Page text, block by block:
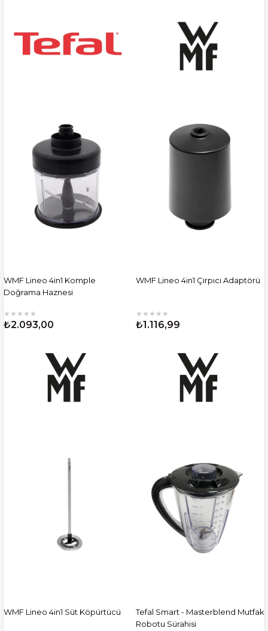
WMF Lineo 4in1 Komple
Doğrama Haznesi
★ ★ ★ ★ ★
₺2.093,00
WMF Lineo 4in1 Çırpıcı Adaptörü
★ ★ ★ ★ ★
₺1.116,99
WMF Lineo 4in1 Süt Köpürtücü
Tefal Smart - Masterblend Mutfak
Robotu Sürahisi